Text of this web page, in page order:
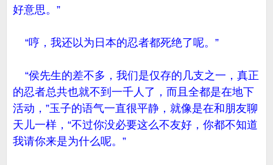
好意思。”
“哼，我还以为日本的忍者都死绝了呢。”
“侯先生的差不多，我们是仅存的几支之一，真正
的忍者总共也就不到一千人了，而且全都是在地下
活动，”玉子的语气一直很平静，就像是在和朋友聊
天儿一样，“不过你没必要这么不友好，你都不知道
我请你来是为什么呢。”